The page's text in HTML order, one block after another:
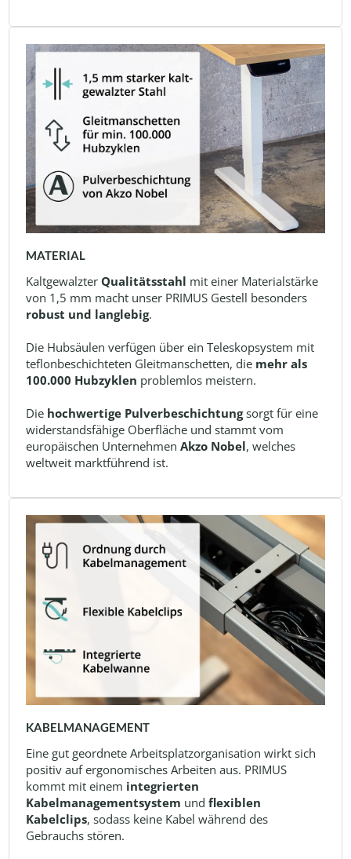
MATERIAL
Kaltgewalzter Qualitätsstahl mit einer Materialstärke
von 1,5 mm macht unser PRIMUS Gestell besonders
robust und langlebig.
Die Hubsäulen verfügen über ein Teleskopsystem mit
teflonbeschichteten Gleitmanschetten, die mehr als
100.000 Hubzyklen problemlos meistern.
Die hochwertige Pulverbeschichtungsorgt für eine
widerstandsfähige Oberfläche und stammt vom
europäischen UnternehmenAkzo Nobel, welches
weltweit marktführend ist.
KABELMANAGEMENT
Eine gut geordnete Arbeitsplatzorganisation wirkt sich
positiv auf ergonomisches Arbeiten aus. PRIMUS
kommt mit einem integrierten
Kabelmanagementsystem undflexiblen
Kabelclips, sodass keine Kabel während des
Gebrauchs stören.